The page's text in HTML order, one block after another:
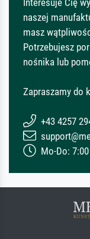
naszej
masz
Potrzebujesz
nośnika lub
Zapraszamy do
+43 4257
Mo-Do: